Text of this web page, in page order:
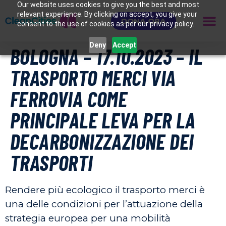
Our website uses cookies to give you the best and most
relevant experience. By clicking on accept, you give your
consent to the use of cookies as per our privacy policy.
Deny Accept
DONA ORA
BOLOGNA – 17.10.2023 – IL
TRASPORTO MERCI VIA
FERROVIA COME
PRINCIPALE LEVA PER LA
DECARBONIZZAZIONE DEI
TRASPORTI
Rendere più ecologico il trasporto merci è
una delle condizioni per l’attuazione della
strategia europea per una mobilità